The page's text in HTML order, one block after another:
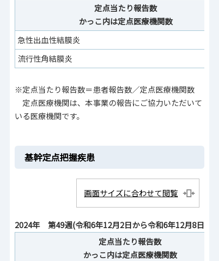
定点当たり報告数
かっこ内は定点医療機関数
急性出血性結膜炎
流行性角結膜炎
※定点当たり報告数＝患者報告数／定点医療機関数
定点医療機関は、本事業の報告にご協力いただいて
いる医療機関です。
基幹定点把握疾患
画面サイズに合わせて閲覧
2024年 第49週(令和6年12月2日から令和6年12月8日)：
定点当たり報告数
かっこ内は定点医療機関数